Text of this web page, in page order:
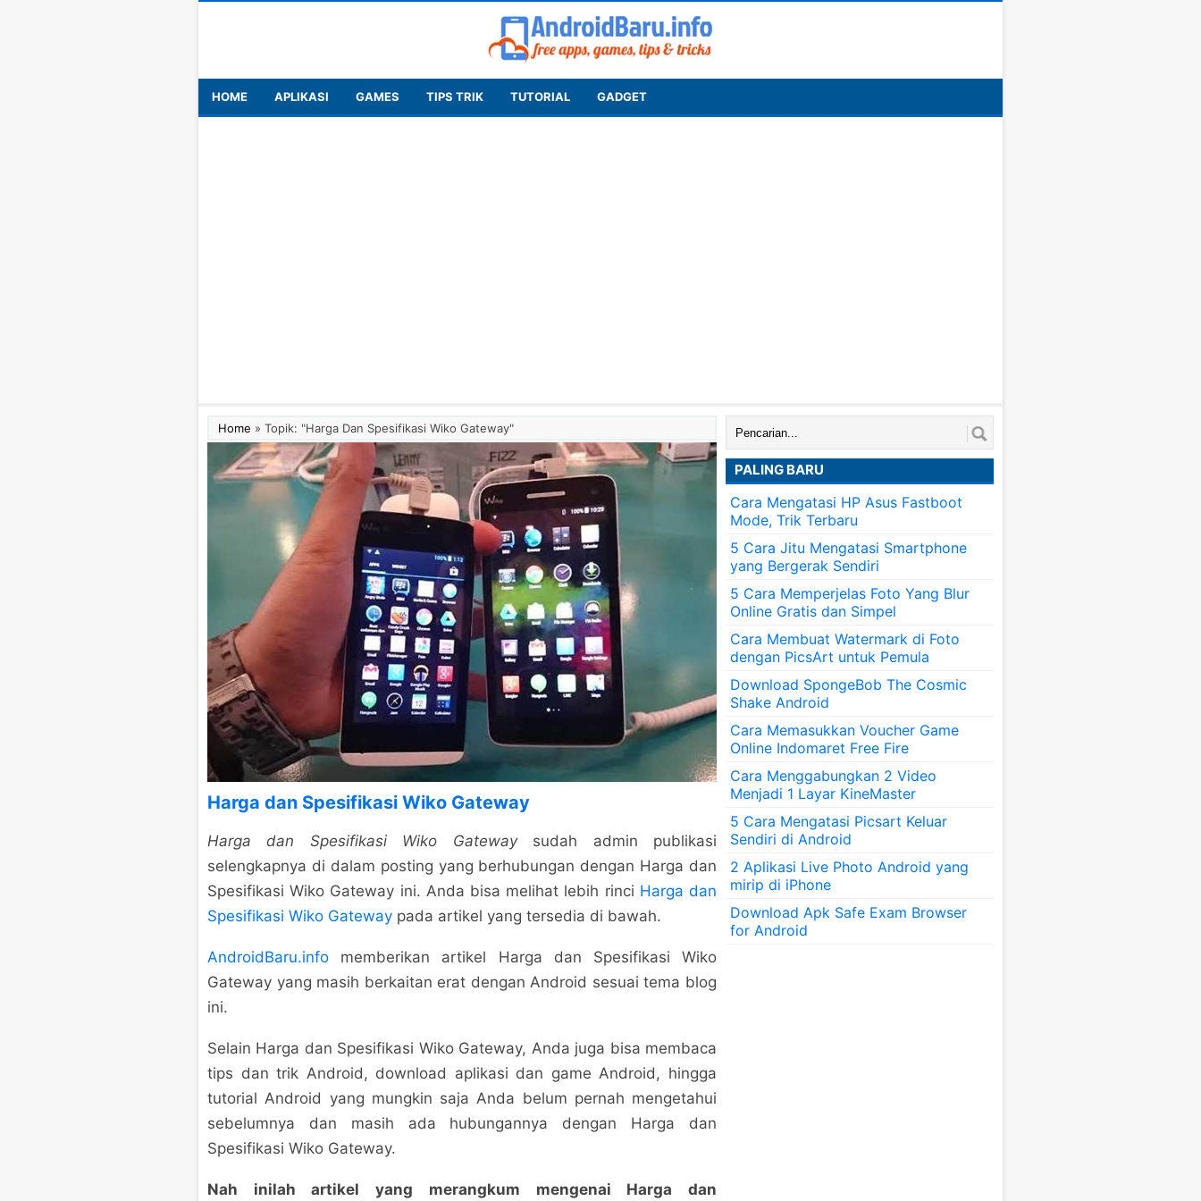
HOME APLIKASI GAMES TIPS TRIK TUTORIAL GADGET
Home » Topik: "Harga Dan Spesifikasi Wiko Gateway"
Harga dan Spesifikasi Wiko Gateway
Harga dan Spesifikasi Wiko Gatewaysudah admin publikasi
selengkapnya di dalam posting yang berhubungan dengan Harga dan
Spesifikasi Wiko Gateway ini. Anda bisa melihat lebih rinci Harga dan
Spesifikasi Wiko Gateway pada artikel yang tersedia di bawah.
AndroidBaru.info memberikan artikel Harga dan Spesifikasi Wiko
Gateway yang masih berkaitan erat dengan Android sesuai tema blog
ini.
Selain Harga dan Spesifikasi Wiko Gateway, Anda juga bisa membaca
tips dan trik Android, download aplikasi dan game Android, hingga
tutorial Android yang mungkin saja Anda belum pernah mengetahui
sebelumnya dan masih ada hubungannya dengan Harga dan
Spesifikasi Wiko Gateway.
Nah inilah artikel yang merangkum mengenai Harga dan
Cari:
PALING BARU
Cara Mengatasi HP Asus Fastboot
Mode, Trik Terbaru
5 Cara Jitu Mengatasi Smartphone
yang Bergerak Sendiri
5 Cara Memperjelas Foto Yang Blur
Online Gratis dan Simpel
Cara Membuat Watermark di Foto
dengan PicsArt untuk Pemula
Download SpongeBob The Cosmic
Shake Android
Cara Memasukkan Voucher Game
Online Indomaret Free Fire
Cara Menggabungkan 2 Video
Menjadi 1 Layar KineMaster
5 Cara Mengatasi Picsart Keluar
Sendiri di Android
2 Aplikasi Live Photo Android yang
mirip di iPhone
Download Apk Safe Exam Browser
for Android